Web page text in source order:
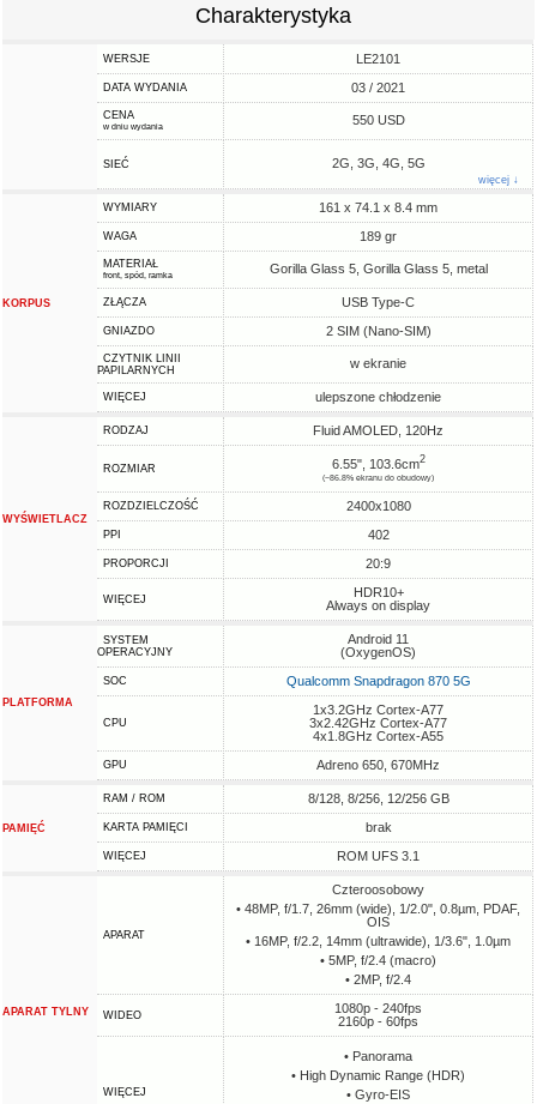
Charakterystyka
WERSJE LE2101
DATA WYDANIA 03 / 2021
CENA
w dniu wydania 550 USD
SIEĆ 2G, 3G, 4G, 5G
więcej ↓
KORPUS
WYMIARY 161 x 74.1 x 8.4 mm
WAGA 189 gr
MATERIAŁ
front, spód, ramka Gorilla Glass 5, Gorilla Glass 5, metal
ZŁĄCZA USB Type-C
GNIAZDO 2 SIM (Nano-SIM)
CZYTNIK LINII
PAPILARNYCH
w ekranie
WIĘCEJ ulepszone chłodzenie
WYŚWIETLACZ
RODZAJ Fluid AMOLED, 120Hz
ROZMIAR 6.55", 103.6cm2
(~86.8% ekranu do obudowy)
ROZDZIELCZOŚĆ 2400x1080
PPI 402
PROPORCJI 20:9
WIĘCEJ
HDR10+
Always on display
PLATFORMA
SYSTEM
OPERACYJNY
Android 11
(OxygenOS)
SOC Qualcomm Snapdragon 870 5G
CPU
1x3.2GHz Cortex-A77
3x2.42GHz Cortex-A77
4x1.8GHz Cortex-A55
GPU Adreno 650, 670MHz
PAMIĘĆ
RAM / ROM 8/128, 8/256, 12/256 GB
KARTA PAMIĘCI brak
WIĘCEJ ROM UFS 3.1
APARAT TYLNY
APARAT
Czteroosobowy
• 48MP, f/1.7, 26mm (wide), 1/2.0", 0.8µm, PDAF,
OIS
• 16MP, f/2.2, 14mm (ultrawide), 1/3.6", 1.0µm
• 5MP, f/2.4 (macro)
• 2MP, f/2.4
WIDEO
1080p - 240fps
2160p - 60fps
WIĘCEJ
• Panorama
• High Dynamic Range (HDR)
• Gyro-EIS